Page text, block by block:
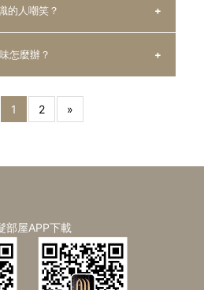
導致出油出汗量增加。
網底，透氣性極佳。
看臉相來辨識，除非髮型特別誇
員告知，相信查核人員不會為難使
拍攝金屬感應門影片，證明使用魔
是可以順利通過安檢門感應，避免
為測試值)
的人嘲笑？
假牙一樣，被嘲笑的情況是指假
不是嘲笑而是訝異。
怎麼辦？
出油引起有異味，則進行清洗，
1 2 »
部屋APP下載